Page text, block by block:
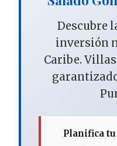
Descubre
inversión
Caribe.
Planifica tu